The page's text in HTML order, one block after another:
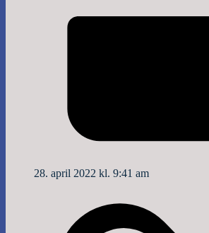
28. april 2022 kl. 9:41 am